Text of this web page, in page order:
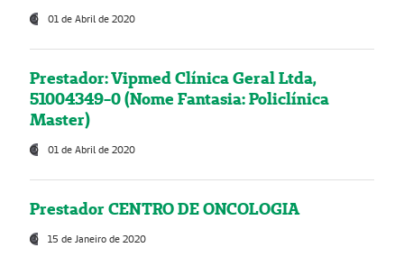
01 de Abril de 2020
Prestador: Vipmed Clínica Geral Ltda,
51004349-0 (Nome Fantasia: Policlínica
Master)
01 de Abril de 2020
Prestador CENTRO DE ONCOLOGIA
15 de Janeiro de 2020